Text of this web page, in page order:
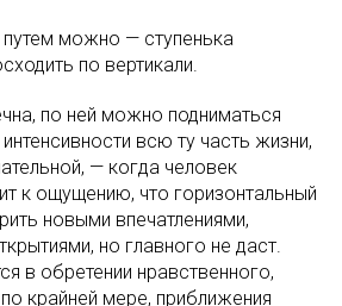
можно — ступенька
по вертикали.
по ней можно подниматься
всю ту часть жизни,
— когда человек
к ощущению, что горизонтальный
новыми впечатлениями,
но главного не даст.
в обретении нравственного,
крайней мере, приближения